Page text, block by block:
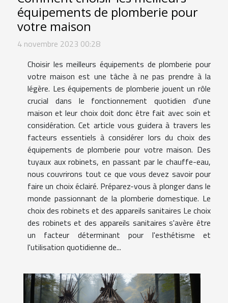
équipements de plomberie pour
votre maison
4 novembre 2023 00:28
Choisir les meilleurs équipements de plomberie pour
votre maison est une tâche à ne pas prendre à la
légère. Les équipements de plomberie jouent un rôle
crucial dans le fonctionnement quotidien d'une
maison et leur choix doit donc être fait avec soin et
considération. Cet article vous guidera à travers les
facteurs essentiels à considérer lors du choix des
équipements de plomberie pour votre maison. Des
tuyaux aux robinets, en passant par le chauffe-eau,
nous couvrirons tout ce que vous devez savoir pour
faire un choix éclairé. Préparez-vous à plonger dans le
monde passionnant de la plomberie domestique. Le
choix des robinets et des appareils sanitaires Le choix
des robinets et des appareils sanitaires s'avère être
un facteur déterminant pour l'esthétisme et
l'utilisation quotidienne de...